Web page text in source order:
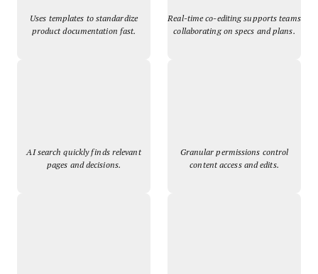
Uses templates to standardize
product documentation fast.
Real-time co-editing supports teams
collaborating on specs and plans.
AI search quickly finds relevant
pages and decisions.
Granular permissions control
content access and edits.